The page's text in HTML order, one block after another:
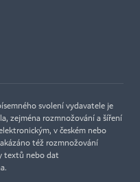
svolení vydavatele je
zejména rozmnožování a šíření
v českém nebo
též rozmnožování
textů nebo dat